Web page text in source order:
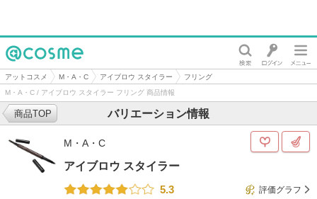
@cosme
アットコスメ M・A・C アイブロウ スタイラー
フリング
M・A・C / アイブロウ スタイラー フリング 商品情報
バリエーション情報
商品TOP
M・A・C
アイブロウ スタイラー
5.3
評価グラフ